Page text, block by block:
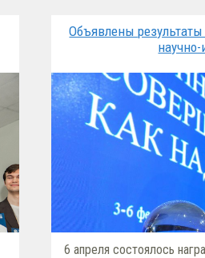
Объявлены
6 апреля состоялось